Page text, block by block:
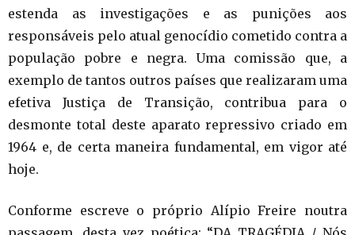
estenda as investigações e as punições aos
responsáveis pelo atual genocídio cometido contra a
população pobre e negra. Uma comissão que, a
exemplo de tantos outros países que realizaram uma
efetiva Justiça de Transição, contribua para o
desmonte total deste aparato repressivo criado em
1964 e, de certa maneira fundamental, em vigor até
hoje.
Conforme escreve o próprio Alípio Freire noutra